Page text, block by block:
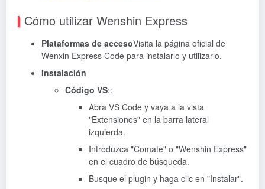
Cómo utilizar Wenshin Express
Plataformas de accesoVisita la página oficial de
Wenxin Express Code para instalarlo y utilizarlo.
Instalación
Código VS::
Abra VS Code y vaya a la vista
"Extensiones" en la barra lateral
izquierda.
Introduzca "Comate" o "Wenshin Express"
en el cuadro de búsqueda.
Busque el plugin y haga clic en "Instalar".